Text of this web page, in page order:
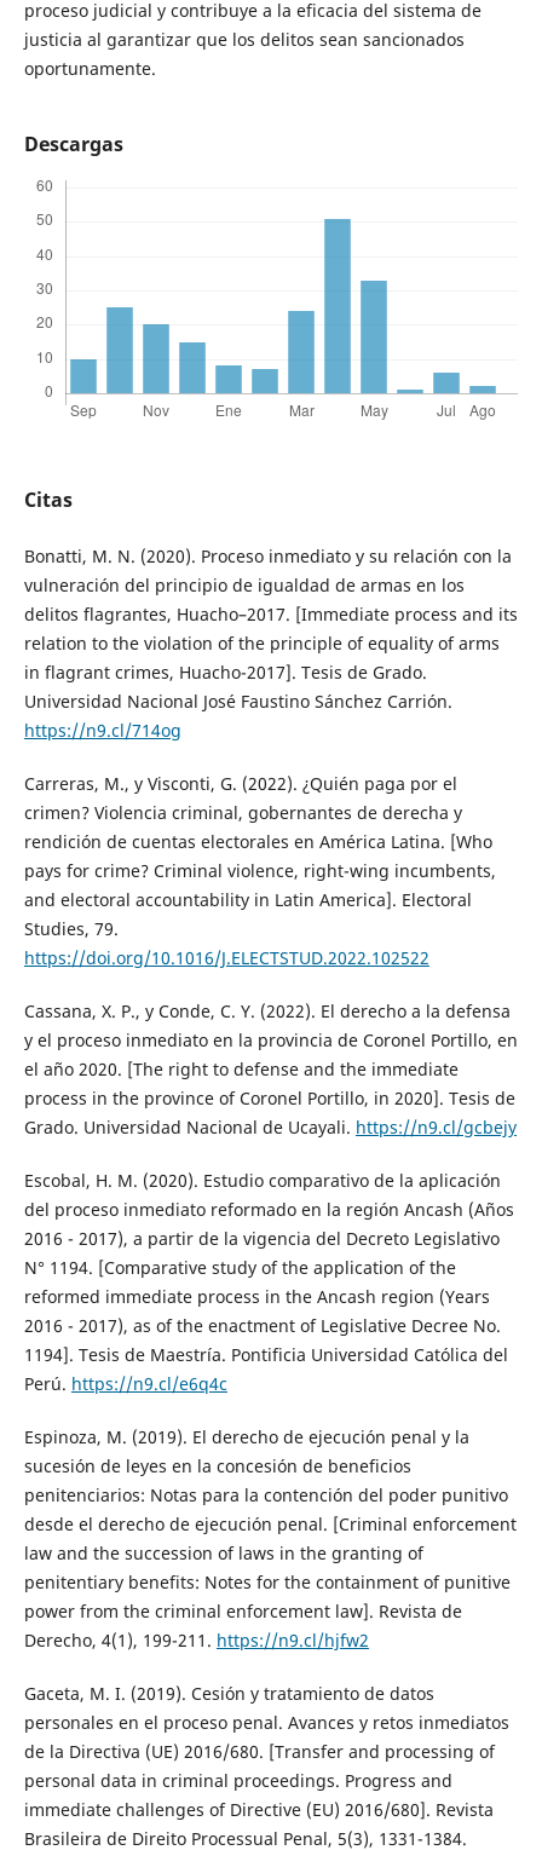
proceso judicial y contribuye a la eficacia del sistema de
justicia al garantizar que los delitos sean sancionados
oportunamente.
Descargas
Citas
Bonatti, M. N. (2020). Proceso inmediato y su relación con la
vulneración del principio de igualdad de armas en los
delitos flagrantes, Huacho–2017. [Immediate process and its
relation to the violation of the principle of equality of arms
in flagrant crimes, Huacho-2017]. Tesis de Grado.
Universidad Nacional José Faustino Sánchez Carrión.
https://n9.cl/714og
Carreras, M., y Visconti, G. (2022). ¿Quién paga por el
crimen? Violencia criminal, gobernantes de derecha y
rendición de cuentas electorales en América Latina. [Who
pays for crime? Criminal violence, right-wing incumbents,
and electoral accountability in Latin America]. Electoral
Studies, 79.
https://doi.org/10.1016/J.ELECTSTUD.2022.102522
Cassana, X. P., y Conde, C. Y. (2022). El derecho a la defensa
y el proceso inmediato en la provincia de Coronel Portillo, en
el año 2020. [The right to defense and the immediate
process in the province of Coronel Portillo, in 2020]. Tesis de
Grado. Universidad Nacional de Ucayali. https://n9.cl/gcbejy
Escobal, H. M. (2020). Estudio comparativo de la aplicación
del proceso inmediato reformado en la región Ancash (Años
2016 - 2017), a partir de la vigencia del Decreto Legislativo
N° 1194. [Comparative study of the application of the
reformed immediate process in the Ancash region (Years
2016 - 2017), as of the enactment of Legislative Decree No.
1194]. Tesis de Maestría. Pontificia Universidad Católica del
Perú. https://n9.cl/e6q4c
Espinoza, M. (2019). El derecho de ejecución penal y la
sucesión de leyes en la concesión de beneficios
penitenciarios: Notas para la contención del poder punitivo
desde el derecho de ejecución penal. [Criminal enforcement
law and the succession of laws in the granting of
penitentiary benefits: Notes for the containment of punitive
power from the criminal enforcement law]. Revista de
Derecho, 4(1), 199-211. https://n9.cl/hjfw2
Gaceta, M. I. (2019). Cesión y tratamiento de datos
personales en el proceso penal. Avances y retos inmediatos
de la Directiva (UE) 2016/680. [Transfer and processing of
personal data in criminal proceedings. Progress and
immediate challenges of Directive (EU) 2016/680]. Revista
Brasileira de Direito Processual Penal, 5(3), 1331-1384.